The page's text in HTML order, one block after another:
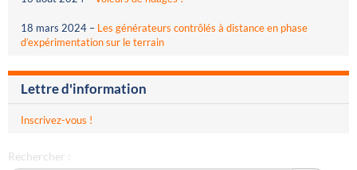
18 mars 2024 – Les générateurs contrôlés à distance en phase
d’expérimentation sur le terrain
Lettre d'information
Inscrivez-vous !
Rechercher :